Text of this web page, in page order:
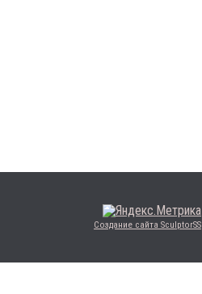
Создание сайта SculptorSS